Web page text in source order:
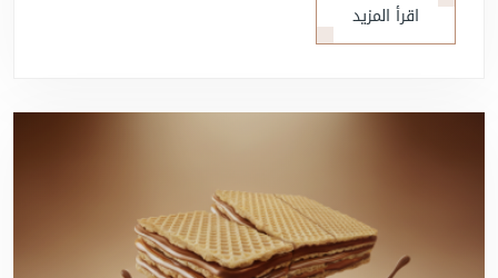
اقرأ المزيد